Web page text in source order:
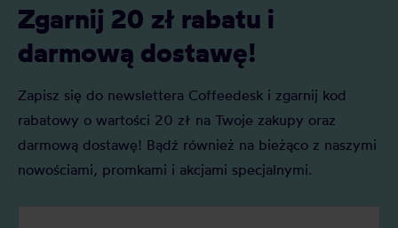
domu?
Zgarnij 20 zł rabatu i
darmową dostawę!
Zapisz się do newslettera Coffeedesk i zgarnij kod
rabatowy o wartości 20 zł na Twoje zakupy oraz
darmową dostawę! Bądź również na bieżąco z naszymi
nowościami, promkami i akcjami specjalnymi.